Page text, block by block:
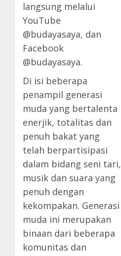
langsung melalui
YouTube
@budayasaya, dan
Facebook
@budayasaya.
Di isi beberapa
penampil generasi
muda yang bertalenta
enerjik, totalitas dan
penuh bakat yang
telah berpartisipasi
dalam bidang seni tari,
musik dan suara yang
penuh dengan
kekompakan. Generasi
muda ini merupakan
binaan dari beberapa
komunitas dan